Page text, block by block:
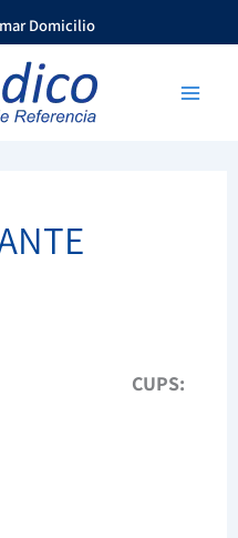
Domicilio
CUPS: